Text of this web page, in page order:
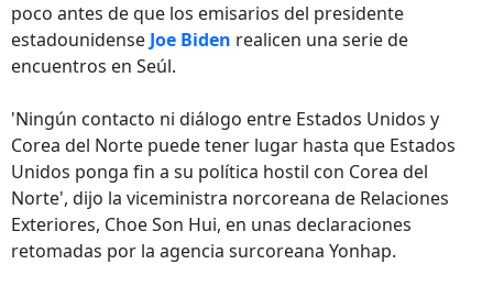
poco antes de que los emisarios del presidente
estadounidense Joe Biden realicen una serie de
encuentros en Seúl.
'Ningún contacto ni diálogo entre Estados Unidos y
Corea del Norte puede tener lugar hasta que Estados
Unidos ponga fin a su política hostil con Corea del
Norte', dijo la viceministra norcoreana de Relaciones
Exteriores, Choe Son Hui, en unas declaraciones
retomadas por la agencia surcoreana Yonhap.